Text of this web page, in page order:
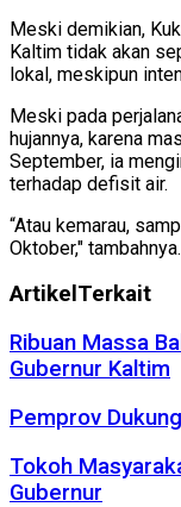
Meski demikian,
Kaltim tidak akan
lokal, meskipun
Meski pada
hujannya, karena
September, ia
terhadap defisit air.
“Atau kemarau,
Oktober," tambahnya.
Artikel Terkait
Ribuan Massa
Gubernur Kaltim
Pemprov
Tokoh
Gubernur